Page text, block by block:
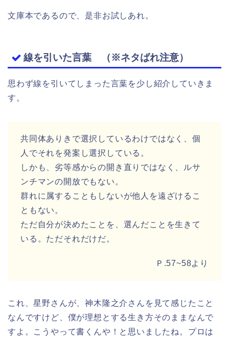
文庫本であるので、是非お試しあれ。
線を引いた言葉 （※ネタばれ注意）
思わず線を引いてしまった言葉を少し紹介していきま
す。
共同体ありきで選択しているわけではなく、個
人でそれを発案し選択している。
しかも、劣等感からの開き直りではなく、ルサ
ンチマンの開放でもない。
群れに属することもしないが他人を遠ざけるこ
ともない。
ただ自分が決めたことを、選んだことを生きて
いる。ただそれだけだ。
Ｐ.57~58より
これ、星野さんが、神木隆之介さんを見て感じたこと
なんですけど、僕が理想とする生き方そのままなんで
すよ。こうやって書くんや！と思いましたね。プロは